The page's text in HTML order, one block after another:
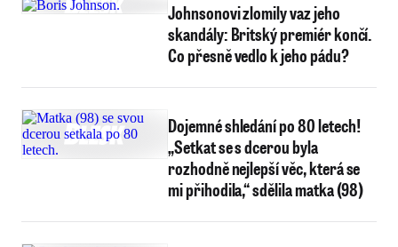
Johnsonovi zlomily vaz jeho
skandály: Britský premiér končí.
Co přesně vedlo k jeho pádu?
Dojemné shledání po 80 letech!
„Setkat se s dcerou byla
rozhodně nejlepší věc, která se
mi přihodila,“ sdělila matka (98)